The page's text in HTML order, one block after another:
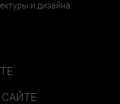
и дизайна.